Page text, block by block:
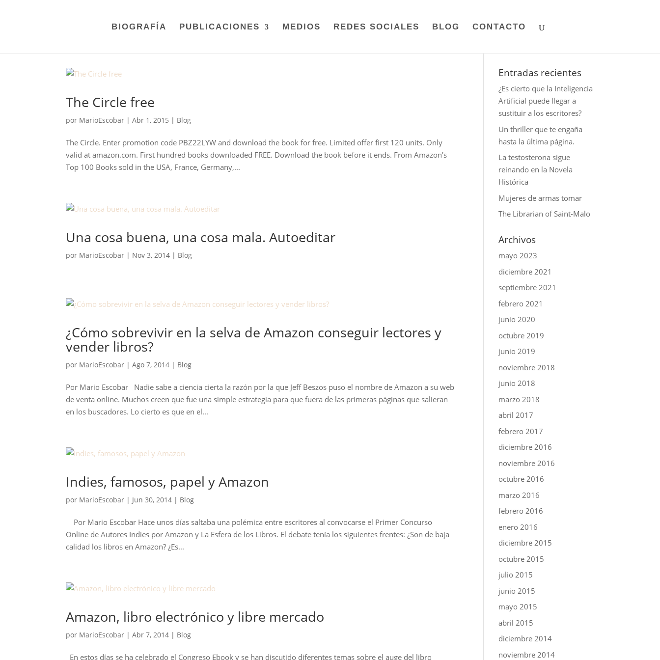
BIOGRAFÍA PUBLICACIONES MEDIOS REDES SOCIALES BLOG CONTACTO
The Circle free
por MarioEscobar |Abr 1, 2015 | Blog
The Circle. Enter promotion code PBZ22LYW and download the book for free. Limited offer first 120 units. Only
valid at amazon.com. First hundred books downloaded FREE. Download the book before it ends. From Amazon’s
Top 100 Books sold in the USA, France, Germany,...
Una cosa buena, una cosa mala. Autoeditar
por MarioEscobar | Nov 3, 2014 | Blog
¿Cómo sobrevivir en la selva de Amazon conseguir lectores y
vender libros?
por MarioEscobar |Ago 7, 2014 | Blog
Por Mario Escobar Nadie sabe a ciencia cierta la razón por la que Jeff Beszos puso el nombre de Amazon a su web
de venta online. Muchos creen que fue una simple estrategia para que fuera de las primeras páginas que salieran
en los buscadores. Lo cierto es que en el...
Indies, famosos, papel y Amazon
por MarioEscobar | Jun 30, 2014 | Blog
Por Mario Escobar Hace unos días saltaba una polémica entre escritores al convocarse el Primer Concurso
Online de Autores Indies por Amazon y La Esfera de los Libros. El debate tenía los siguientes frentes: ¿Son de baja
calidad los libros en Amazon? ¿Es...
Amazon, libro electrónico y libre mercado
por MarioEscobar |Abr 7, 2014 | Blog
En estos días se ha celebrado el Congreso Ebook y se han discutido diferentes temas sobre el auge del libro
Entradas recientes
¿Es cierto que la Inteligencia
Artificial puede llegar a
sustituir a los escritores?
Un thriller que te engaña
hasta la última página.
La testosterona sigue
reinando en la Novela
Histórica
Mujeres de armas tomar
The Librarian of Saint-Malo
Archivos
mayo 2023
diciembre 2021
septiembre 2021
febrero 2021
junio 2020
octubre 2019
junio 2019
noviembre 2018
junio 2018
marzo 2018
abril 2017
febrero 2017
diciembre 2016
noviembre 2016
octubre 2016
marzo 2016
febrero 2016
enero 2016
diciembre 2015
octubre 2015
julio 2015
junio 2015
mayo 2015
abril 2015
diciembre 2014
noviembre 2014